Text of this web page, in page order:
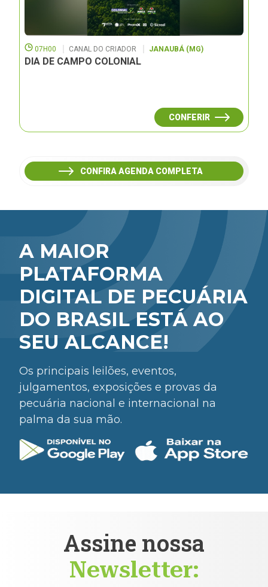
07H00 CANAL DO CRIADOR JANAUBÁ (MG)
DIA DE CAMPO COLONIAL
CONFERIR
CONFIRA AGENDA COMPLETA
A MAIOR
PLATAFORMA
DIGITAL DE PECUÁRIA
DO BRASIL ESTÁ AO
SEU ALCANCE!
Os principais leilões, eventos,
julgamentos, exposições e provas da
pecuária nacional e internacional na
palma da sua mão.
Assine nossa
Newsletter: